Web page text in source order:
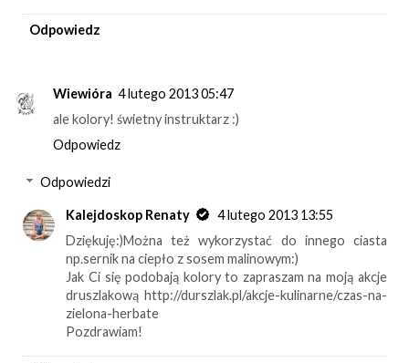
Odpowiedz
Wiewióra 4 lutego 2013 05:47
ale kolory! świetny instruktarz :)
Odpowiedz
Odpowiedzi
Kalejdoskop Renaty
4 lutego 2013 13:55
Dziękuję:)Można też wykorzystać do innego ciasta
np.sernik na ciepło z sosem malinowym:)
Jak Ci się podobają kolory to zapraszam na moją akcje
druszlakową http://durszlak.pl/akcje-kulinarne/czas-na-
zielona-herbate
Pozdrawiam!